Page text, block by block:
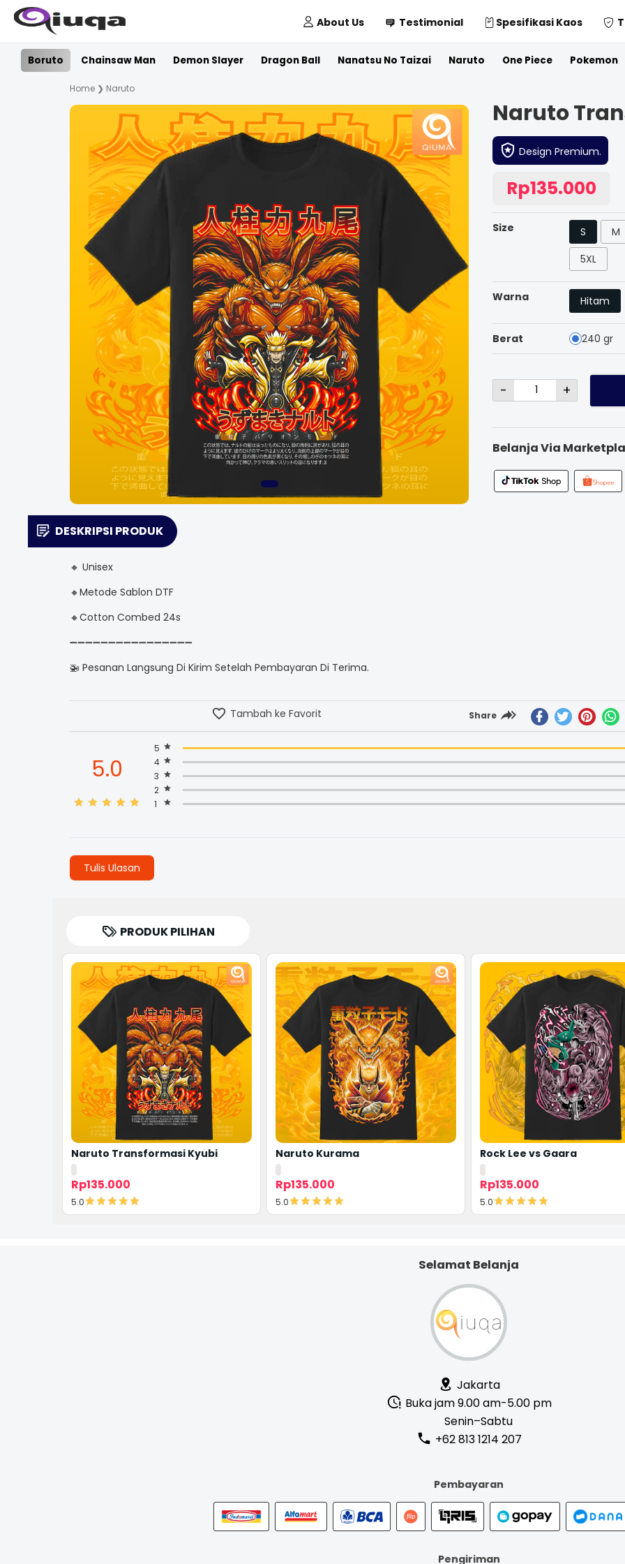
About Us Testimonial Spesifikasi Kaos
Boruto Chainsaw Man Demon Slayer Dragon Ball Nanatsu No Taizai Naruto One Piece Pokemon
Home ❯ Naruto
Naruto
Design Premium.
Rp135.000
Size S M
5XL
Warna Hitam
Berat 240 gr
- +
Belanja Via
DESKRIPSI PRODUK
🔸 Unisex
🔸Metode Sablon DTF
🔸Cotton Combed 24s
➖➖➖➖➖➖➖➖➖➖➖➖➖➖➖➖
🚁 Pesanan Langsung Di Kirim Setelah Pembayaran Di Terima.
Tambah ke Favorit Share
5.0
5
4
3
2
1
Tulis Ulasan
PRODUK PILIHAN
Naruto Transformasi Kyubi
Rp135.000
5.0
Naruto Kurama
Rp135.000
5.0
Rock Lee vs Gaara
Rp135.000
5.0
Selamat Belanja
Jakarta
Buka jam 9.00 am-5.00 pm
Senin–Sabtu
+62 813 1214 207
Pembayaran
Pengiriman